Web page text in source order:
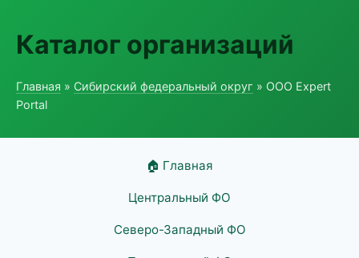
Каталог организаций
Главная » Сибирский федеральный округ » ООО Expert
Portal
🏠 Главная
Центральный ФО
Северо-Западный ФО